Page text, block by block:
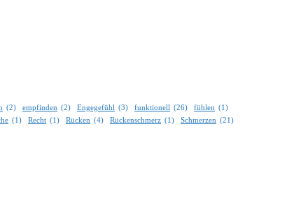
(2) empfinden (2) Engegefühl (3) funktionell (26) fühlen (1)
(1) Recht (1) Rücken (4) Rückenschmerz (1) Schmerzen (21)